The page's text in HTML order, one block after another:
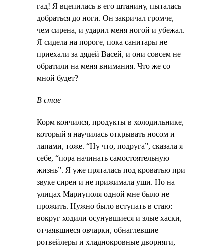
гад! Я вцепилась в его штанину, пыталась
добраться до ноги. Он закричал громче,
чем сирена, и ударил меня ногой и убежал.
Я сидела на пороге, пока санитары не
приехали за дядей Васей, и они совсем не
обратили на меня внимания. Что же со
мной будет?
В стае
Корм кончился, продукты в холодильнике,
который я научилась открывать носом и
лапами, тоже. “Ну что, подруга”, сказала я
себе, “пора начинать самостоятельную
жизнь”. Я уже пряталась под кроватью при
звуке сирен и не прижимала уши. Но на
улицах Мариуполя одной мне было не
прожить. Нужно было вступать в стаю:
вокруг ходили осунувшиеся и злые хаски,
отчаявшиеся овчарки, обнаглевшие
ротвейлеры и хладнокровные дворняги,